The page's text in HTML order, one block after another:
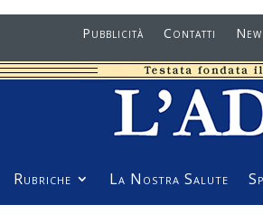
Pubblicità Contatti
Rubriche La Nostra Salute